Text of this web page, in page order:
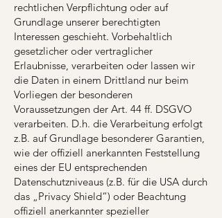
rechtlichen Verpflichtung oder auf
Grundlage unserer berechtigten
Interessen geschieht. Vorbehaltlich
gesetzlicher oder vertraglicher
Erlaubnisse, verarbeiten oder lassen wir
die Daten in einem Drittland nur beim
Vorliegen der besonderen
Voraussetzungen der Art. 44 ff. DSGVO
verarbeiten. D.h. die Verarbeitung erfolgt
z.B. auf Grundlage besonderer Garantien,
wie der offiziell anerkannten Feststellung
eines der EU entsprechenden
Datenschutzniveaus (z.B. für die USA durch
das „Privacy Shield“) oder Beachtung
offiziell anerkannter spezieller